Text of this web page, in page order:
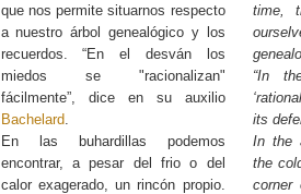
que nos permite situarnos respecto
a nuestro árbol genealógico y los
recuerdos. “En el desván los
miedos se "racionalizan"
fácilmente”, dice en su auxilio
Bachelard
En las buhardillas podemos
encontrar, a pesar del frio o del
calor exagerado, un rincón propio.
time,
“In
its
In the
the
corner